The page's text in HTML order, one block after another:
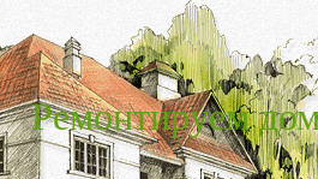
Ремонтируем